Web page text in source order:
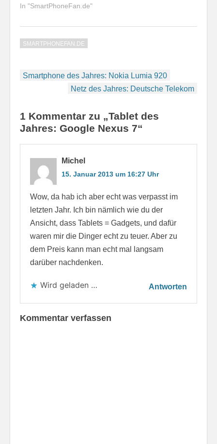
In "SmartPhoneFan.de"
SMARTPHONEFAN.DE
Beitragsnavigation
Smartphone des Jahres: Nokia Lumia 920
Netz des Jahres: Deutsche Telekom
1 Kommentar zu „Tablet des
Jahres: Google Nexus 7“
Michel
15. Januar 2013 um 16:27 Uhr
Wow, da hab ich aber echt was verpasst im
letzten Jahr. Ich bin nämlich wie du der
Ansicht, dass Tablets = Gadgets, und dafür
waren mir die Dinger echt zu teuer. Aber zu
dem Preis kann man echt mal langsam
darüber nachdenken.
Wird geladen … Antworten
Kommentar verfassen